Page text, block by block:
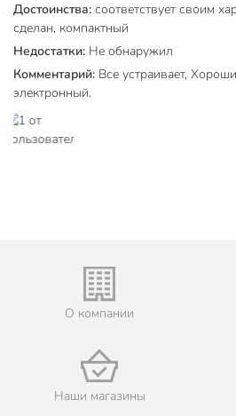
Техническая информация
Отключающая способность, кА
Номинальный ток, А
Номинальное напряжение, В
Страна производства
Артикул производителя
Достоинства: соответствует своим
сделан, компактный
Недостатки: Не обнаружил
Комментарий: Все устраивает,
электронный.
О компании
Наши магазины